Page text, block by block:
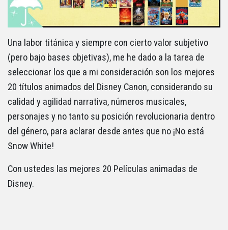
Una labor titánica y siempre con cierto valor subjetivo
(pero bajo bases objetivas), me he dado a la tarea de
seleccionar los que a mi consideración son los mejores
20 títulos animados del Disney Canon, considerando su
calidad y agilidad narrativa, números musicales,
personajes y no tanto su posición revolucionaria dentro
del género, para aclarar desde antes que no ¡No está
Snow White!
Con ustedes las mejores 20 Películas animadas de
Disney.